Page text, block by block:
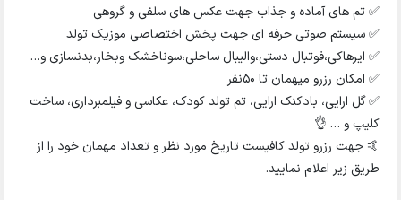
✅ تم های آماده و جذاب جهت عکس های سلفی و گروهی
✅ سیستم صوتی حرفه ای جهت پخش اختصاصی موزیک تولد
✅ ایرهاکی،فوتبال دستی،واليبال ساحلی،سوناخشک وبخار،بدنسازی و…
✅ امکان رزرو میهمان تا ۵۰نفر
✅ گل ارایی، بادکنک ارایی، تم تولد کودک، عکاسی و فیلمبرداری، ساخت
کلیپ و … 👌
🤙 جهت رزرو تولد کافیست تاریخ مورد نظر و تعداد مهمان خود را از
طریق زیر اعلام نمایید.